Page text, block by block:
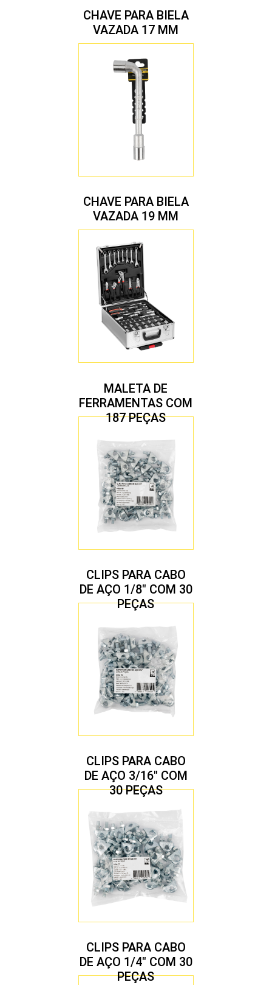
CHAVE PARA BIELA
VAZADA 17 MM
CHAVE PARA BIELA
VAZADA 19 MM
MALETA DE
FERRAMENTAS COM
187 PEÇAS
CLIPS PARA CABO
DE AÇO 1/8″ COM 30
PEÇAS
CLIPS PARA CABO
DE AÇO 3/16″ COM
30 PEÇAS
CLIPS PARA CABO
DE AÇO 1/4″ COM 30
PEÇAS